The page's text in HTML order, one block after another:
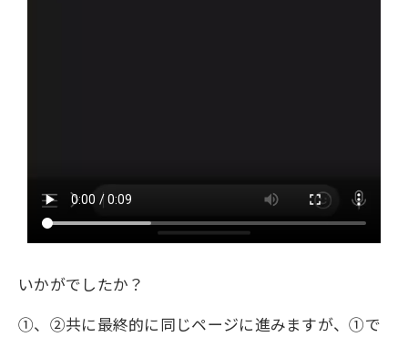
いかがでしたか？
①、②共に最終的に同じページに進みますが、①で